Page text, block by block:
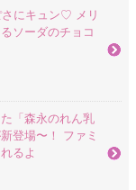
にキュン♡ メリ
ソーダのチョコ
「森永のれん乳
登場〜！ ファミ
るよ